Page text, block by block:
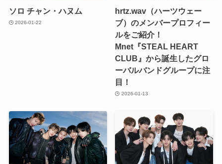
ソロ チャン・ハヌム
2026-01-22
hrtz.wav（ハーツウェー
ブ）のメンバープロフィー
ルをご紹介！
Mnet『STEAL HEART
CLUB』から誕生したグロ
ーバルバンドグループに注
目！
2026-01-13